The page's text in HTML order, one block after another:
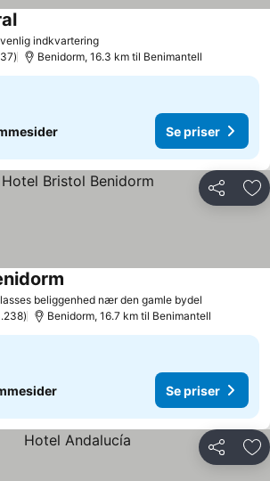
indkvarteringSe priser
Se priser
Benidorm, 16.3 km til Benimantell
Se priser
Del
beliggenhed nær den gamle bydel
Benidorm, 16.7 km til Benimantell
Se priser
Del